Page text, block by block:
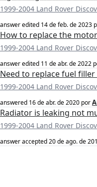
1999-2004 Land Rover
answer edited 14 de feb. de 2023
How to replace the
1999-2004 Land Rover
answer edited 11 de abr. de 2022
Need to replace fuel filler
1999-2004 Land Rover
answered 16 de abr. de 2020 por
Radiator is leaking not
1999-2004 Land Rover
answer accepted20 de ago. de